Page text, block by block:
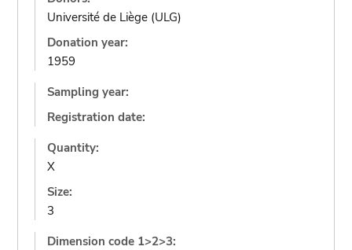
Université de Liège (ULG)
Donation year:
1959
Sampling year:
Registration date:
Quantity:
X
Size:
3
Dimension code 1>2>3: